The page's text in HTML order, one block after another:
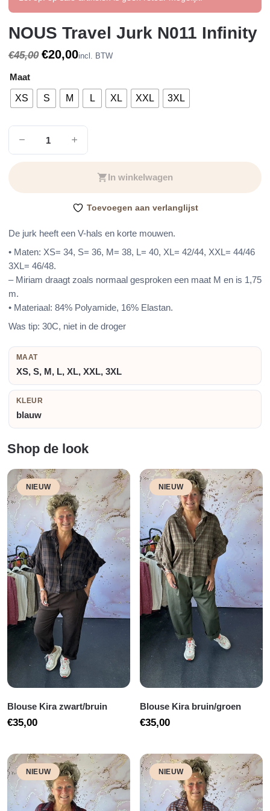
NOUS Travel Jurk N011 Infinity
De jurk heeft een V-hals en korte mouwen.
• Maten: XS= 34, S= 36, M= 38, L= 40, XL= 42/44, XXL= 44/46
3XL= 46/48.
– Miriam draagt zoals normaal gesproken een maat M en is 1,75
m.
• Materiaal: 84% Polyamide, 16% Elastan.
Was tip: 30C, niet in de droger
€45,00
Oorspronkelijke
was:
€45,00.
€20,00
Huidige
is:
€20,00.
incl. BTW
Maat
XS S M L XL XXL 3XL
Jurk
N011
Infinity
In winkelwagen
Toevoegen aan verlanglijst
MAAT
XS, S, M, L, XL, XXL, 3XL
KLEUR
blauw
Shop de look
NIEUW
Blouse Kira zwart/bruin
€35,00
NIEUW
Blouse Kira bruin/groen
€35,00
NIEUW NIEUW